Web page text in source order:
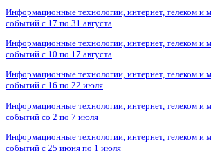
Информационные технологии, интернет, телеком и
событий с 17 по 31 августа
Информационные технологии, интернет, телеком и
событий с 10 по 17 августа
Информационные технологии, интернет, телеком и
событий с 16 по 22 июля
Информационные технологии, интернет, телеком и
событий со 2 по 7 июля
Информационные технологии, интернет, телеком и
событий с 25 июня по 1 июля